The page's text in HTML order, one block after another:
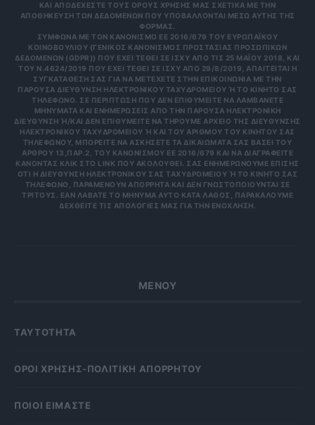
ΚΑΙ ΑΠΟΔΕΧΕΣΤΕ ΤΟΥΣ ΟΡΟΥΣ ΧΡΗΣΗΣ ΜΑΣ ΣΧΕΤΙΚΑ ΜΕ ΤΗΝ
ΑΠΟΘΗΚΕΥΣΗ ΤΩΝ ΔΕΔΟΜΕΝΩΝ ΠΟΥ ΥΠΟΒΑΛΛΟΝΤΑΙ ΜΕΣΩ ΑΥΤΗΣ ΤΗΣ
ΦΟΡΜΑΣ.
ΣΎΜΦΩΝΑ ΜΕ ΤΟΝ ΚΑΝΟΝΙΣΜΌ ΕΕ 2016/679 ΤΟΥ ΕΥΡΩΠΑΪΚΟΎ
ΚΟΙΝΟΒΟΥΛΊΟΥ {ΓΕΝΙΚΌΣ ΚΑΝΟΝΙΣΜΌΣ ΠΡΟΣΤΑΣΊΑΣ ΠΡΟΣΩΠΙΚΏΝ
ΔΕΔΟΜΈΝΩΝ (GDPR)} ΠΟΥ ΈΧΕΙ ΤΕΘΕΊ ΣΕ ΙΣΧΎ ΑΠΌ ΤΙΣ 25 ΜΑΪ́ΟΥ 2018, ΚΑΙ
ΤΟΥ Ν.4624/2019 ΠΟΥ ΈΧΕΙ ΤΕΘΕΊ ΣΕ ΙΣΧΎ ΑΠΌ 29/8/2019, ΑΠΑΙΤΕΊΤΑΙ Η
ΣΥΓΚΑΤΆΘΕΣΉ ΣΑΣ ΓΙΑ ΝΑ ΜΕΤΈΧΕΤΕ ΣΤΗΝ ΕΠΙΚΟΙΝΩΝΊΑ ΜΕ ΤΗΝ
ΠΑΡΟΎΣΑ ΔΙΕΎΘΥΝΣΗ ΗΛΕΚΤΡΟΝΙΚΟΎ ΤΑΧΥΔΡΟΜΕΊΟΥ Ή ΤΟ ΚΙΝΗΤΌ ΣΑΣ Τ
ΗΛΈΦΩΝΟ. ΣΕ ΠΕΡΊΠΤΩΣΗ ΠΟΥ ΔΕΝ ΕΠΙΘΥΜΕΊΤΕ ΝΑ ΛΑΜΒΆΝΕΤΕ Μ
ΗΝΎΜΑΤΑ ΚΑΙ ΕΝΗΜΕΡΏΣΕΙΣ ΑΠΌ ΤΗΝ ΠΑΡΟΎΣΑ ΗΛΕΚΤΡΟΝΙΚΉ Δ
ΙΕΎΘΥΝΣΗ Ή/ΚΑΙ ΔΕΝ ΕΠΙΘΥΜΕΊΤΕ ΝΑ ΤΗΡΟΎΜΕ ΑΡΧΕΊΟ ΤΗΣ ΔΙΕΎΘΥΝΣΗΣ ΗΛ
ΕΚΤΡΟΝΙΚΟΎ ΤΑΧΥΔΡΟΜΕΊΟΥ Ή ΚΑΙ ΤΟΥ ΑΡΙΘΜΟΎ ΤΟΥ ΚΙΝΗΤΟΎ ΣΑΣ ΤΗΛ
ΕΦΏΝΟΥ, ΜΠΟΡΕΊΤΕ ΝΑ ΑΣΚΉΣΕΤΕ ΤΑ ΔΙΚΑΙΏΜΑΤΆ ΣΑΣ ΒΆΣΕΙ ΤΟΥ ΆΡΘ
ΡΟΥ 13,ΠΑΡ.2, ΤΟΥ ΚΑΝΟΝΙΣΜΟΎ ΕΕ 2016/679 ΚΑΙ ΝΑ ΔΙΑΓΡΑΦΕΊΤΕ ΚΆΝ
ΟΝΤΑΣ ΚΛΙΚ ΣΤΟ LINK ΠΟΥ ΑΚΟΛΟΥΘΕΊ. ΣΑΣ ΕΝΗΜΕΡΏΝΟΥΜΕ ΕΠΊΣΗΣ ΌΤΙ
Η ΔΙΕΎΘΥΝΣΗ ΗΛΕΚΤΡΟΝΙΚΟΎ ΣΑΣ ΤΑΧΥΔΡΟΜΕΊΟΥ Ή ΤΟ ΚΙΝΗΤΌ ΣΑΣ ΤΗΛΈ
ΦΩΝΟ, ΠΑΡΑΜΈΝΟΥΝ ΑΠΌΡΡΗΤΑ ΚΑΙ ΔΕΝ ΓΝΩΣΤΟΠΟΙΟΎΝΤΑΙ ΣΕ ΤΡΊΤ
ΟΥΣ. ΕΆΝ ΛΆΒΑΤΕ ΤΟ ΜΉΝΥΜΑ ΑΥΤΌ ΚΑΤΆ ΛΆΘΟΣ, ΠΑΡΑΚΑΛΟΎΜΕ ΔΕΧΘ
ΕΊΤΕ ΤΙΣ ΑΠΟΛΟΓΊΕΣ ΜΑΣ ΓΙΑ ΤΗΝ ΕΝΌΧΛΗΣΗ.
ΜΕΝΟΥ
ΤΑΥΤΟΤΗΤΑ
OΡΟΙ ΧΡΗΣΗΣ-ΠΟΛΙΤΙΚΗ ΑΠΟΡΡΗΤΟΥ
ΠΟΙΟΙ ΕΙΜΑΣΤΕ